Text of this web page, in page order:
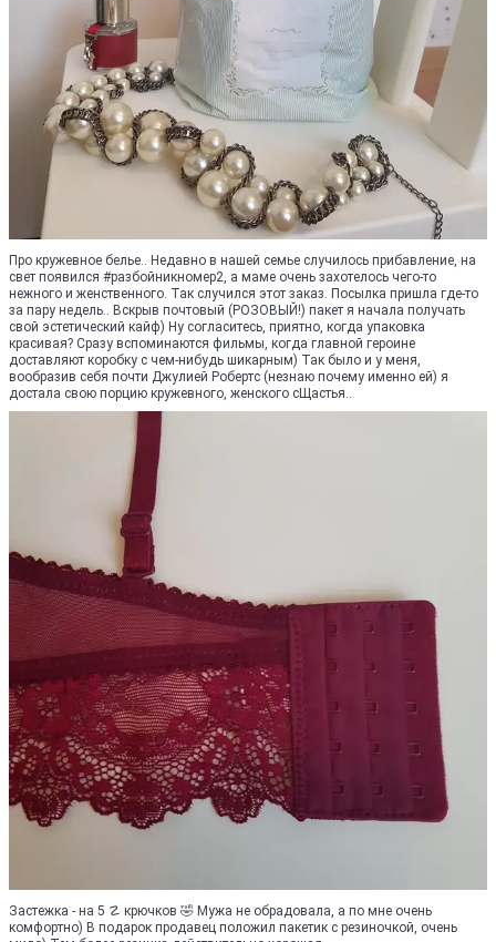
Про кружевное белье.. Недавно в нашей семье случилось прибавление, на
свет появился #разбойникномер2, а маме очень захотелось чего-то
нежного и женственного. Так случился этот заказ. Посылка пришла где-то
за пару недель.. Вскрыв почтовый (РОЗОВЫЙ!) пакет я начала получать
свой эстетический кайф) Ну согласитесь, приятно, когда упаковка
красивая? Сразу вспоминаются фильмы, когда главной героине
доставляют коробку с чем-нибудь шикарным) Так было и у меня,
вообразив себя почти Джулией Робертс (незнаю почему именно ей) я
достала свою порцию кружевного, женского сЩастья..
Застежка - на 5 ☡ крючков 🤣 Мужа не обрадовала, а по мне очень
комфортно) В подарок продавец положил пакетик с резиночкой, очень